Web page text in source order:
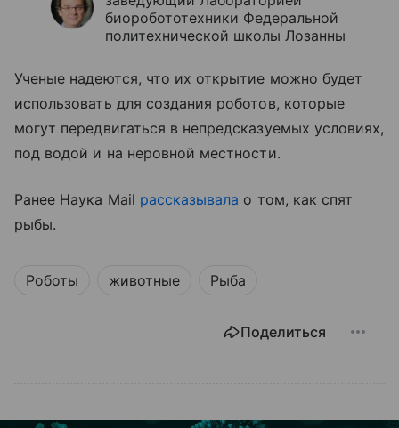
биоробототехники Федеральной
политехнической школы Лозанны
Ученые надеются, что их открытие можно будет
использовать для создания роботов, которые
могут передвигаться в непредсказуемых условиях,
под водой и на неровной местности.
Ранее Наука Mail рассказывала о том, как спят
рыбы.
Роботы животные Рыба
Поделиться